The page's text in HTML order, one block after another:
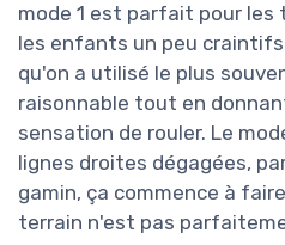
mode 1 est parfait pour les
les enfants un peu
qu'on a utilisé le plus
raisonnable tout en
sensation de rouler. Le
lignes droites dégagées,
gamin, ça commence à
terrain n'est pas